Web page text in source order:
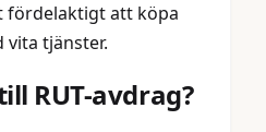
fördelaktigt att köpa
vita tjänster.
RUT-avdrag?